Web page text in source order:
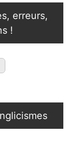
erreurs,
!